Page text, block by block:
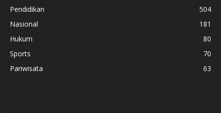
Pendidikan
504
Nasional
181
Hukum
80
Sports
70
Pariwisata
63